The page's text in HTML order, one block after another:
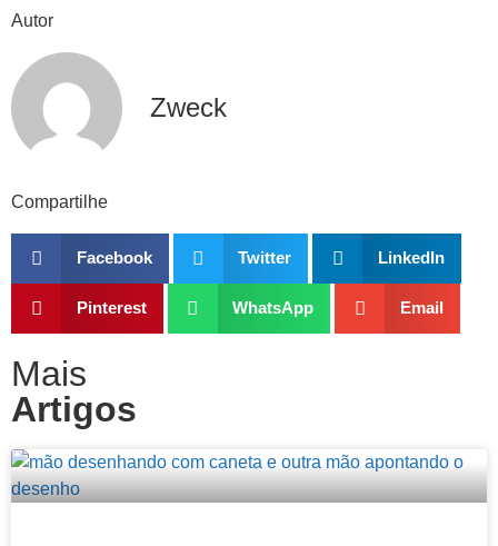
Autor
Zweck
Compartilhe
Facebook Twitter LinkedIn
Pinterest WhatsApp Email
Mais
Artigos